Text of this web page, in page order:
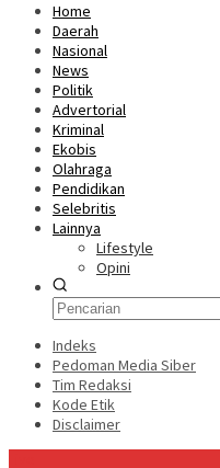
Home
Daerah
Nasional
News
Politik
Advertorial
Kriminal
Ekobis
Olahraga
Pendidikan
Selebritis
Lainnya
Lifestyle
Opini
Indeks
Pedoman Media Siber
Tim Redaksi
Kode Etik
Disclaimer